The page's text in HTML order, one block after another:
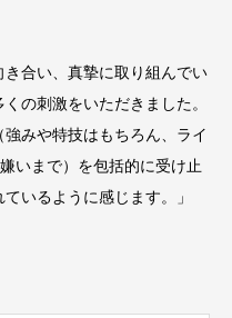
合い、真摯に取り組んでい
の刺激をいただきました。
みや特技はもちろん、ライ
いまで）を包括的に受け止
いるように感じます。」